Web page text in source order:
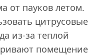
от пауков летом.
цитрусовые
из-за теплой
помещение